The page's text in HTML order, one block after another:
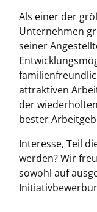
Als einer der
Unternehmen
seiner
attraktiven
der
bester
Interesse, Teil
werden? Wir
sowohl auf